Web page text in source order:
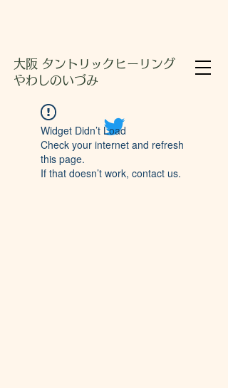
大阪 タントリックヒーリング
やわしのいづみ
Widget Didn’t Load
Check your internet and refresh
this page.
If that doesn’t work, contact us.